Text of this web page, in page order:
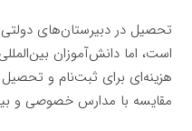
تحصیل در دبیرستان‌های دولتی
است، اما دانش‌آموزان
هزینه‌ای برای ثبت‌نام و تحصیل
مقایسه با مدارس خصوصی و